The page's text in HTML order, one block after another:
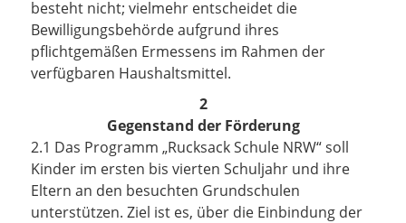
besteht nicht; vielmehr entscheidet die
Bewilligungsbehörde aufgrund ihres
pflichtgemäßen Ermessens im Rahmen der
verfügbaren Haushaltsmittel.
2
Gegenstand der Förderung
2.1 Das Programm „Rucksack Schule NRW“ soll
Kinder im ersten bis vierten Schuljahr und ihre
Eltern an den besuchten Grundschulen
unterstützen. Ziel ist es, über die Einbindung der